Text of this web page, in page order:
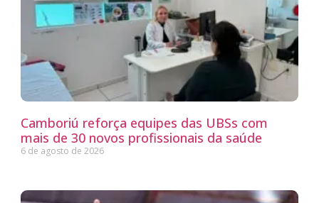
Camboriú reforça equipes das UBSs com
mais de 30 novos profissionais da saúde
6 de agosto de 2026